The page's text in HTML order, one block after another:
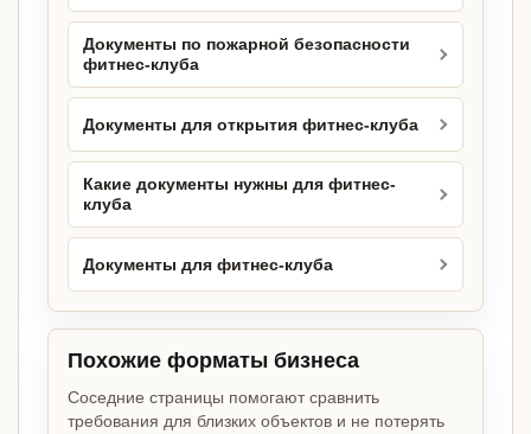
Документы по пожарной безопасности
фитнес-клуба
Документы для открытия фитнес-клуба
Какие документы нужны для фитнес-
клуба
Документы для фитнес-клуба
Похожие форматы бизнеса
Соседние страницы помогают сравнить
требования для близких объектов и не потерять